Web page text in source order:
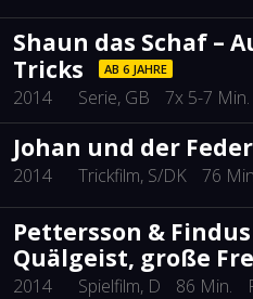
Shaun das Schaf –
Tricks
AB 6 JAHRE
2014 Serie, GB 7x 5-7 Min.
Johan und der
2014 Trickfilm, S/DK 76
Pettersson &
Quälgeist, große
2014 Spielfilm, D 86 Min.